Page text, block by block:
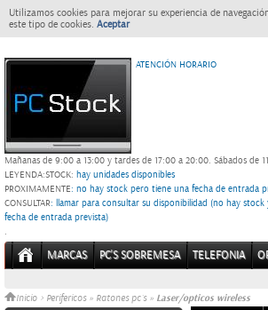
Utilizamos cookies para mejorar su experiencia de
este tipo de cookies. Aceptar
ATENCIÓN HORARIO
Mañanas de 9:00 a 13:00 y tardes de 17:00 a 20:00. Sábados de
LEYENDA:STOCK: hay unidades disponibles
PROXIMAMENTE: no hay stock pero tiene una fecha de entrada
CONSULTAR: llamar para consultar su disponibilidad (no hay
fecha de entrada prevista)
.
MARCAS PC'S SOBREMESA TELEFONIA
Inicio > Perifericos » Ratones pc´s » Laser/opticos wireless